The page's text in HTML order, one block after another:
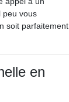
peu vous
soit parfaitement
en